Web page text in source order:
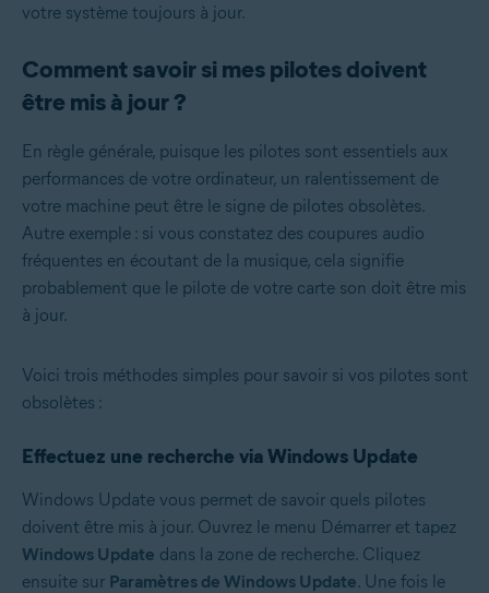
votre système toujours à jour.
Comment savoir si mes pilotes doivent
être mis à jour ?
En règle générale, puisque les pilotes sont essentiels aux
performances de votre ordinateur, un ralentissement de
votre machine peut être le signe de pilotes obsolètes.
Autre exemple : si vous constatez des coupures audio
fréquentes en écoutant de la musique, cela signifie
probablement que le pilote de votre carte son doit être mis
à jour.
Voici trois méthodes simples pour savoir si vos pilotes sont
obsolètes :
Effectuez une recherche via Windows Update
Windows Update vous permet de savoir quels pilotes
doivent être mis à jour. Ouvrez le menu Démarrer et tapez
Windows Update dans la zone de recherche. Cliquez
ensuite sur Paramètres de Windows Update. Une fois le